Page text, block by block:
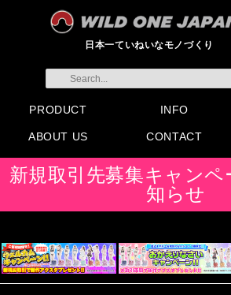
日本一ていねいなモノづくり
PRODUCT
すべてのグッズ
新製品
発売前製品
デンマ
ニップルドーム他
ローター
バイブ
オナホール
ラブドール
サポート
矯正リング
ローション
ラブサプリ
ディルド
アナル
SMグッズ
日本製グッズ
その他グッズ
INFO
製品情報
お知らせ
イベント・展示会
メディア掲載
ABOUT US
会社概要
よくある質問
取り扱い店リスト
CONTACT
お問い合わせ
付属品販売(一般のお客様
向け)
アイディア募集
新規取引先募集キャンペ
知らせ